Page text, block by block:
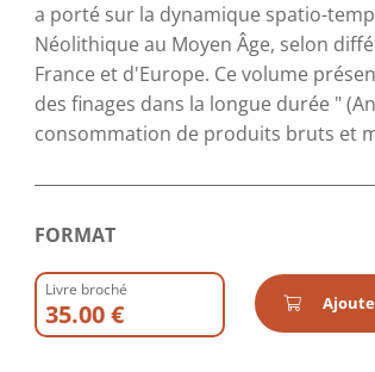
a porté sur la dynamique spatio-
Néolithique au Moyen Âge, selon
France et d'Europe. Ce volume
des finages dans la longue durée "
consommation de produits bruts et
FORMAT
Livre broché
35.00 €